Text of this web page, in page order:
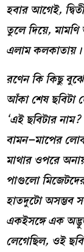
হবার আগেই,
তুলে দিয়ে,
এলাম কলকাতায়।
রণেন কি কিছু
আঁকা শেষ ছবিটা
‘এই ছবিটার নাম?
বামন–মাপের
মাথার ওপরে
পাগুলো
হাতদুটো অসম্ভব
একইসঙ্গে এক
লেগেছিল, ওই